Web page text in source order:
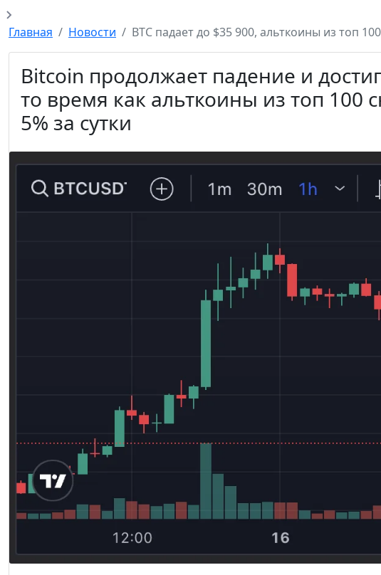
Главная Новости BTC падает до $35 900, альткоины из топ
Bitcoin продолжает падение и
то время как альткоины из топ 100
5% за сутки